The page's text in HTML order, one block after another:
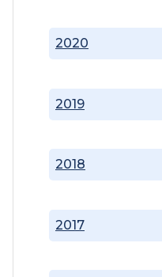
2017
2018
2019
2020